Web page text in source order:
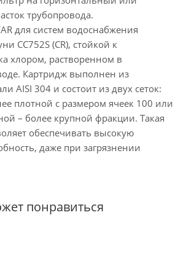
трубопровода.
для систем водоснабжения
CC752S (CR), стойкой к
хлором, растворенном в
Картридж выполнен из
AISI 304 и состоит из двух сеток:
плотной с размером ячеек 100 или
– более крупной фракции. Такая
обеспечивать высокую
даже при загрязнении
понравиться